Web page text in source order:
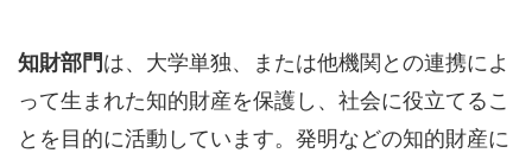
知財部門 は、大学単独、または他機関との連携によ
って生まれた知的財産を保護し、社会に役立てるこ
とを目的に活動しています。発明などの知的財産に